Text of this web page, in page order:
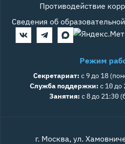
Противодействие
Сведения об
Режим
Секретариат: с 9 до 18
Служба поддержки: с 10
Занятия: с 8 до 21:30
г. Москва, ул.